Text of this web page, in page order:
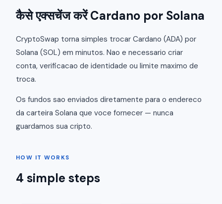
कैसे एक्सचेंज करें Cardano por Solana
CryptoSwap torna simples trocar Cardano (ADA) por
Solana (SOL) em minutos. Nao e necessario criar
conta, verificacao de identidade ou limite maximo de
troca.
Os fundos sao enviados diretamente para o endereco
da carteira Solana que voce fornecer — nunca
guardamos sua cripto.
HOW IT WORKS
4 simple steps